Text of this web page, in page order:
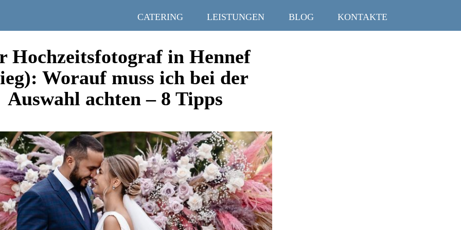
CATERING LEISTUNGEN BLOG KONTAKTE
Hochzeitsfotograf in Hennef
Worauf muss ich bei der
Auswahl achten – 8 Tipps